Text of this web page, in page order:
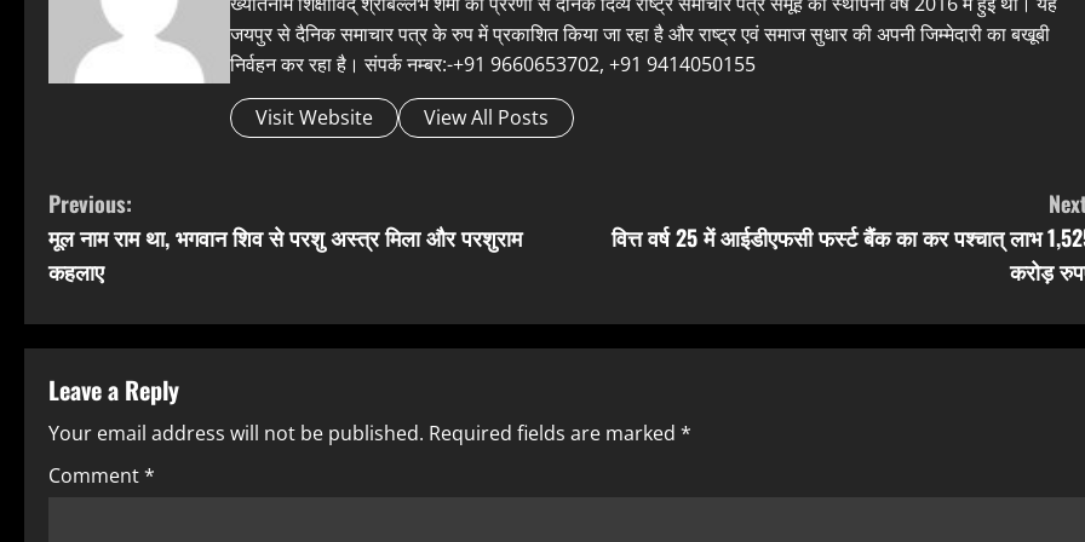
जयपुर से दैनिक समाचार पत्र के रुप में प्रकाशित किया जा रहा है और राष्ट्र एवं समाज सुधार की अपनी जिम्मेदारी का बखूबी
निर्वहन कर रहा है। संपर्क नम्बर:-+91 9660653702, +91 9414050155
Visit Website
View All Posts
C
o
n
t
i
n
Previous:
मूल नाम राम था, भगवान शिव से परशु अस्त्र मिला और परशुराम
कहलाए
वित्त वर्ष 25 में आईडीएफसी फर्स्ट बैंक का कर पश्चात् लाभ
करोड़
Leave a Reply
Your email address will not be published. Required fields are marked *
Comment*